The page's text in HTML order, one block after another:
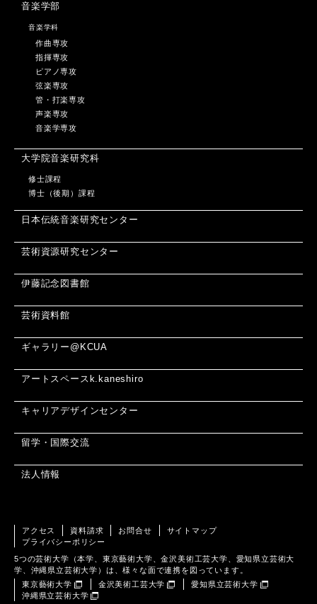
音楽学部
音楽学科
作曲専攻
指揮専攻
ピアノ専攻
弦楽専攻
管・打楽専攻
声楽専攻
音楽学専攻
大学院音楽研究科
修士課程
博士（後期）課程
日本伝統音楽研究センター
芸術資源研究センター
伊藤記念図書館
芸術資料館
ギャラリー@KCUA
アートスペースk.kaneshiro
キャリアデザインセンター
留学・国際交流
法人情報
アクセス 資料請求 お問合せ
サイトマップ
プライバシーポリシー
5つの芸術大学（本学、東京藝術大学、金沢美術工芸大学、愛知県立芸術大
学、沖縄県立芸術大学）は、様々な面で連携を図っています。
東京藝術大学
金沢美術工芸大学
愛知県立芸術大学
沖縄県立芸術大学